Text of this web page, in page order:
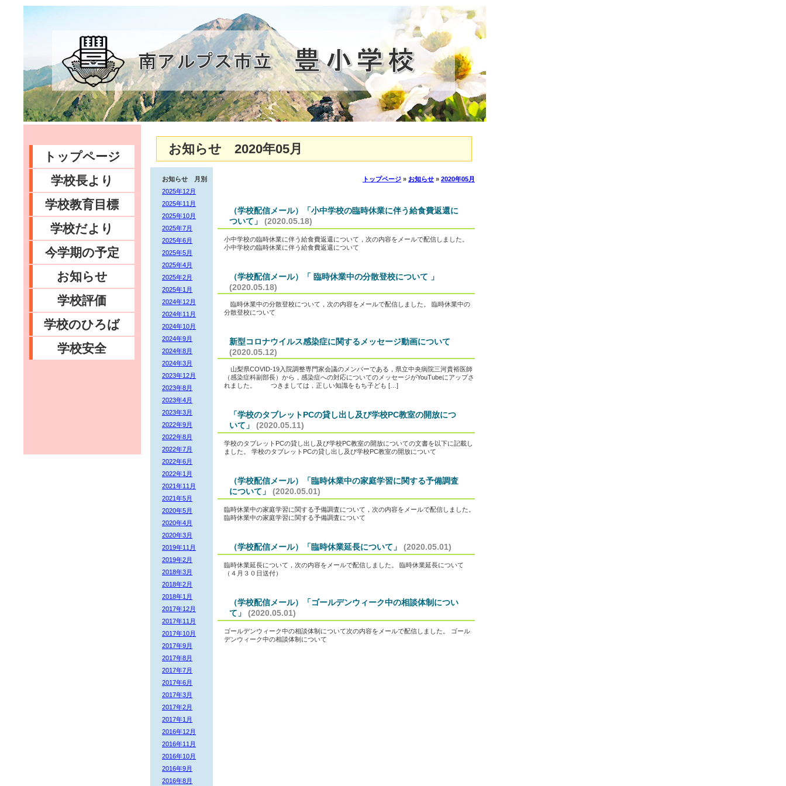
トップページ
学校長より
学校教育目標
学校だより
今学期の予定
お知らせ
学校評価
学校のひろば
学校安全
お知らせ 2020年05月
お知らせ 月別
2025年12月
2025年11月
2025年10月
2025年7月
2025年6月
2025年5月
2025年4月
2025年2月
2025年1月
2024年12月
2024年11月
2024年10月
2024年9月
2024年8月
2024年3月
2023年12月
2023年8月
2023年4月
2023年3月
2022年9月
2022年8月
2022年7月
2022年6月
2022年1月
2021年11月
2021年5月
2020年5月
2020年4月
2020年3月
2019年11月
2019年2月
2018年3月
2018年2月
2018年1月
2017年12月
2017年11月
2017年10月
2017年9月
2017年8月
2017年7月
2017年6月
2017年3月
2017年2月
2017年1月
2016年12月
2016年11月
2016年10月
2016年9月
2016年8月
トップページ » お知らせ » 2020年05月
（学校配信メール）「小中学校の臨時休業に伴う給食費返還に
ついて」
(2020.05.18)
小中学校の臨時休業に伴う給食費返還について，次の内容をメールで配信しました。
小中学校の臨時休業に伴う給食費返還について
（学校配信メール）「 臨時休業中の分散登校について 」
(2020.05.18)
臨時休業中の分散登校について，次の内容をメールで配信しました。 臨時休業中の
分散登校について
新型コロナウイルス感染症に関するメッセージ動画について
(2020.05.12)
山梨県COVID-19入院調整専門家会議のメンバーである，県立中央病院三河貴裕医師
（感染症科副部長）から，感染症への対応についてのメッセージがYouTubeにアップさ
れました。 つきましては，正しい知識をもち子ども […]
「学校のタブレットPCの貸し出し及び学校PC教室の開放につ
いて」
(2020.05.11)
学校のタブレットPCの貸し出し及び学校PC教室の開放についての文書を以下に記載し
ました。 学校のタブレットPCの貸し出し及び学校PC教室の開放について
（学校配信メール）「臨時休業中の家庭学習に関する予備調査
について」
(2020.05.01)
臨時休業中の家庭学習に関する予備調査について，次の内容をメールで配信しました。
臨時休業中の家庭学習に関する予備調査について
（学校配信メール）「臨時休業延長について」 (2020.05.01)
臨時休業延長について，次の内容をメールで配信しました。 臨時休業延長について
（４月３０日送付）
（学校配信メール）「ゴールデンウィーク中の相談体制につい
て」
(2020.05.01)
ゴールデンウィーク中の相談体制について次の内容をメールで配信しました。 ゴール
デンウィーク中の相談体制について